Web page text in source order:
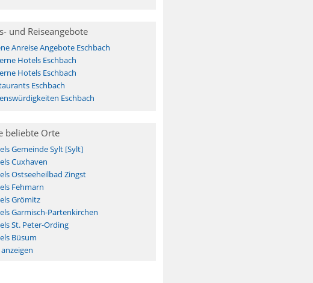
und Reiseangebote
Anreise Angebote Eschbach
Hotels Eschbach
Hotels Eschbach
Eschbach
Eschbach
beliebte Orte
Gemeinde Sylt [Sylt]
Cuxhaven
Ostseeheilbad Zingst
Fehmarn
Grömitz
Garmisch-Partenkirchen
St. Peter-Ording
Büsum